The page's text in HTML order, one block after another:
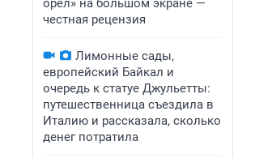
орел» на большом экране —
честная рецензия
Лимонные сады,
европейский Байкал и
очередь к статуе Джульетты:
путешественница съездила в
Италию и рассказала, сколько
денег потратила